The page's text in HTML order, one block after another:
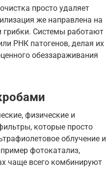
просто удаляет
же направлена на
Системы работают
РНК патогенов, делая их
обеззараживания
физические и
которые просто
облучение и
фотокатализ,
чаще всего комбинируют